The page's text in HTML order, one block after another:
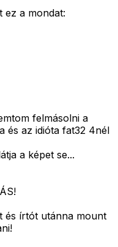
ez a mondat:
felmásolni a
és az idióta fat32 4nél
a képet se...
és írtót utánna mount